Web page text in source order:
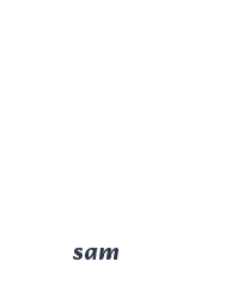
sam